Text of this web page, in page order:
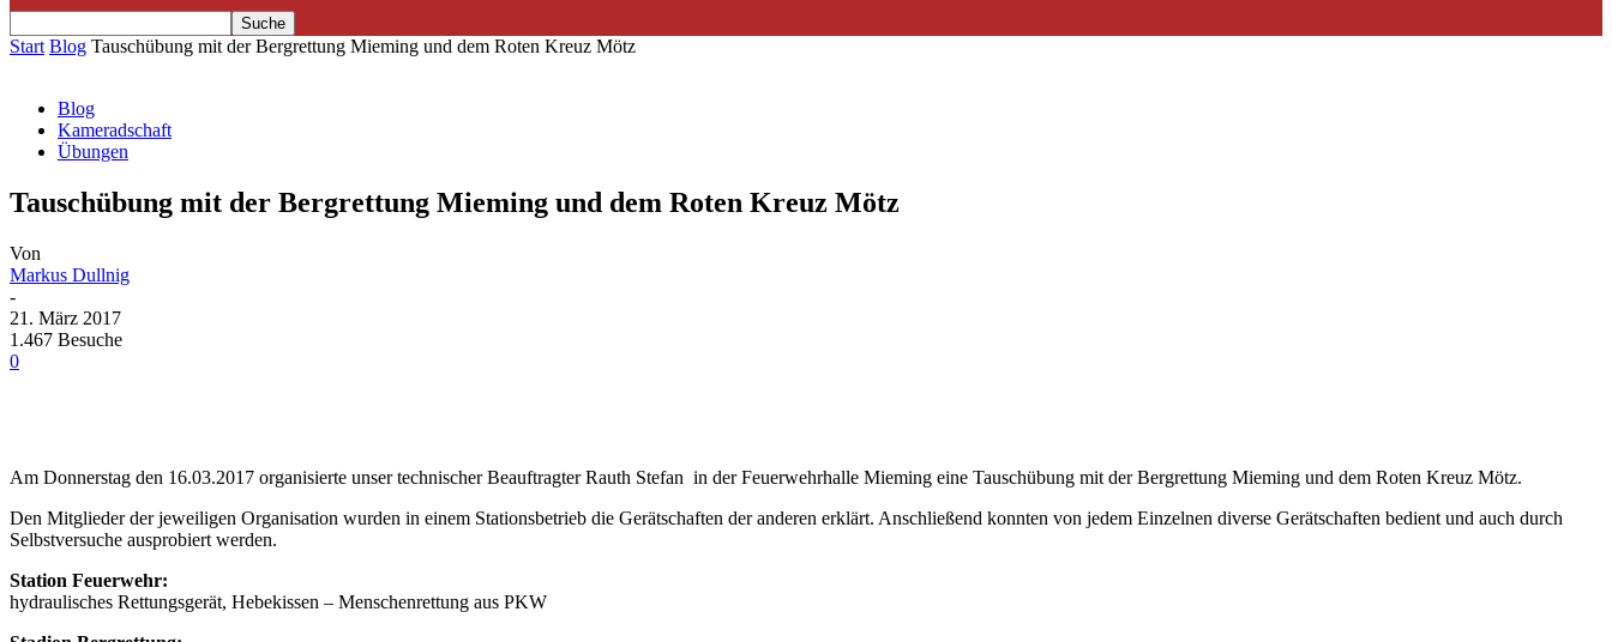
Start Blog Tauschübung mit der Bergrettung Mieming und dem Roten Kreuz Mötz
Blog
Kameradschaft
Übungen
Tauschübung mit der Bergrettung Mieming und dem Roten Kreuz Mötz
Von
Markus Dullnig
-
21. März 2017
1.467 Besuche
0
Am Donnerstag den 16.03.2017 organisierte unser technischer Beauftragter Rauth Stefan in der Feuerwehrhalle Mieming eine Tauschübung mit der Bergrettung Mieming und dem Roten Kreuz Mötz.
Den Mitglieder der jeweiligen Organisation wurden in einem Stationsbetrieb die Gerätschaften der anderen erklärt. Anschließend konnten von jedem Einzelnen diverse Gerätschaften bedient und auch durch
Selbstversuche ausprobiert werden.
Station Feuerwehr:
hydraulisches Rettungsgerät, Hebekissen – Menschenrettung aus PKW